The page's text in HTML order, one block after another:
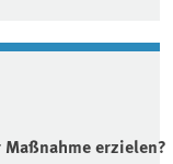
erzielen?